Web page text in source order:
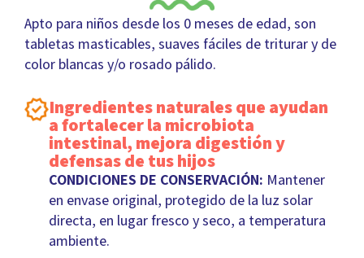
Apto para niños desde los 0 meses de edad, son
tabletas masticables, suaves fáciles de triturar y de
color blancas y/o rosado pálido.
Ingredientes naturales que ayudan
a fortalecer la microbiota
intestinal, mejora digestión y
defensas de tus hijos
CONDICIONES DE CONSERVACIÓN: Mantener
en envase original, protegido de la luz solar
directa, en lugar fresco y seco, a temperatura
ambiente.